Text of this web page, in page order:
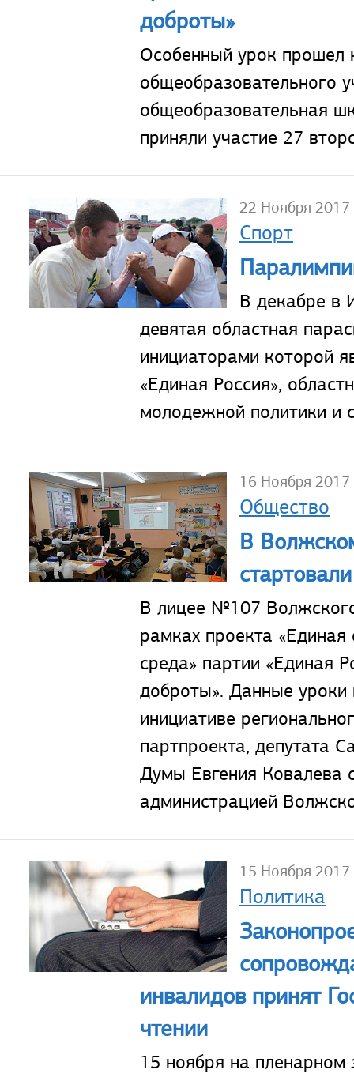
доброты»
Особенный урок прошел
общеобразовательного
общеобразовательная
приняли участие 27
22 Ноября 2017
Спорт
В декабре в
девятая областная
инициаторами которой
«Единая Россия»,
молодежной политики и
16 Ноября 2017
Общество
В
В лицее №107
рамках проекта «Единая
среда» партии «Единая
доброты». Данные уроки
инициативе
партпроекта, депутата
Думы Евгения Ковалева
администрацией
15 Ноября 2017
Политика
инвалидов принят
чтении
15 ноября на пленарном